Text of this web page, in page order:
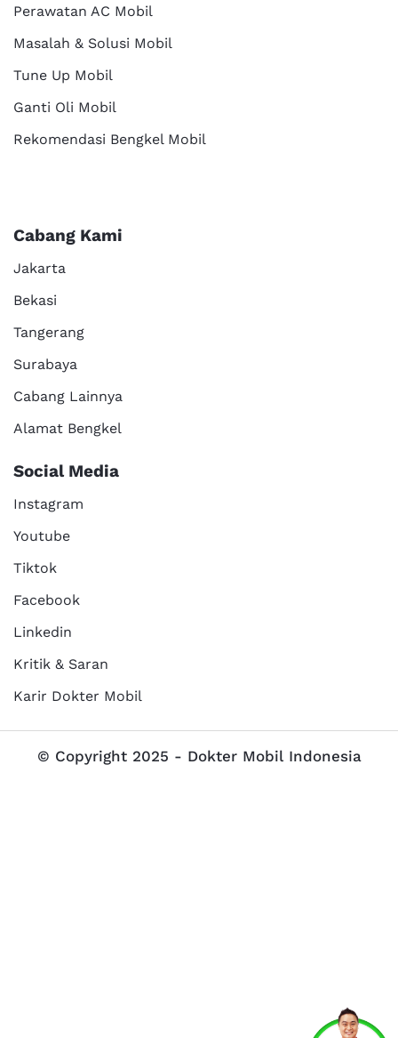
Perawatan AC Mobil
Masalah & Solusi Mobil
Tune Up Mobil
Ganti Oli Mobil
Rekomendasi Bengkel Mobil
Cabang Kami
Jakarta
Bekasi
Tangerang
Surabaya
Cabang Lainnya
Alamat Bengkel
Social Media
Instagram
Youtube
Tiktok
Facebook
Linkedin
Kritik & Saran
Karir Dokter Mobil
© Copyright 2025 - Dokter Mobil Indonesia